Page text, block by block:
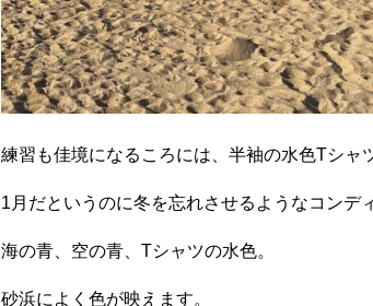
練習も佳境になるころには、半袖の水色Tシ
1月だというのに冬を忘れさせるようなコンデ
海の青、空の青、Tシャツの水色。
砂浜によく色が映えます。